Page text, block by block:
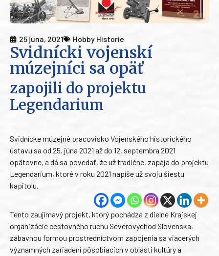
25 júna, 2021 Hobby Historie
Svidnícki vojenskí
múzejníci sa opäť
zapojili do projektu
Legendarium
Svidnícke múzejné pracovisko Vojenského historického
ústavu sa od 25. júna 2021 až do 12. septembra 2021
opätovne, a dá sa povedať, že už tradične, zapája do projektu
Legendarium, ktoré v roku 2021 napíše už svoju šiestu
kapitolu.
Tento zaujímavý projekt, ktorý pochádza z dielne Krajskej
organizácie cestovného ruchu Severovýchod Slovenska,
zábavnou formou prostredníctvom zapojenia sa viacerých
významných zariadení pôsobiacich v oblasti kultúry a